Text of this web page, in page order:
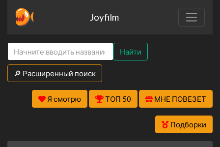
Joyfilm
Найти
🔎 Расширенный поиск
Я смотрю ТОП 50 МНЕ ПОВЕЗЕТ
Подборки